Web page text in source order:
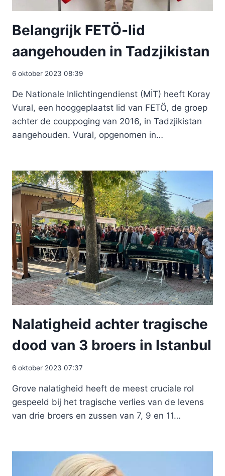
Belangrijk FETÖ-lid
aangehouden in Tadzjikistan
6 oktober 2023 08:39
De Nationale Inlichtingendienst (MİT) heeft Koray
Vural, een hooggeplaatst lid van FETÖ, de groep
achter de couppoging van 2016, in Tadzjikistan
aangehouden. Vural, opgenomen in…
Nalatigheid achter tragische
dood van 3 broers in Istanbul
6 oktober 2023 07:37
Grove nalatigheid heeft de meest cruciale rol
gespeeld bij het tragische verlies van de levens
van drie broers en zussen van 7, 9 en 11…